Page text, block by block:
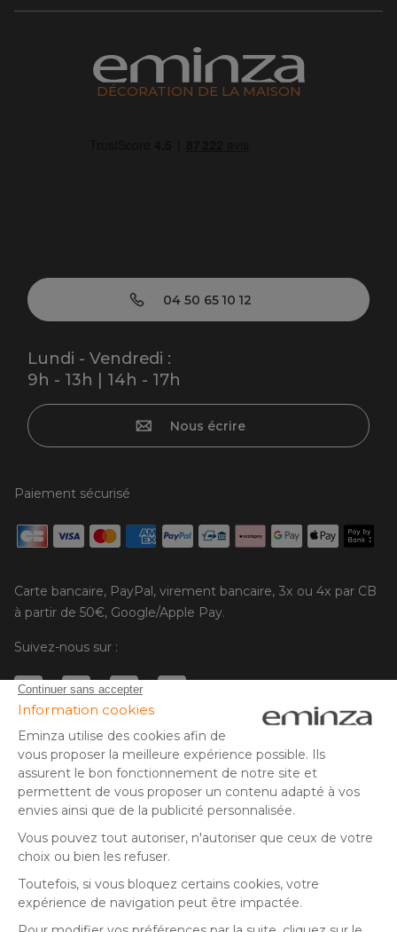
DÉCORATION DE LA MAISON
04 50 65 10 12
Lundi - Vendredi :
9h - 13h | 14h - 17h
Nous écrire
Paiement sécurisé
Carte bancaire, PayPal, virement bancaire, 3x ou 4x par CB
à partir de 50€, Google/Apple Pay.
Suivez-nous sur :
© Copyright 2025 Eminza | Tous droits réservés |
ESPAÑA
ITALIE
DEUTSCHLAND
NEDERLAND
DANMARK
FRA
* Vous disposez de 30 jours (à compter de la réception ou du
retrait de votre colis) pour effectuer un retour de produits et
vous faire rembourser. Hors colis volumineux
14 h (jours ouvrés - hors livraison éco)